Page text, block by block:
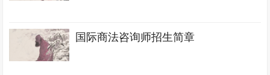
国际商法咨询师招生简章